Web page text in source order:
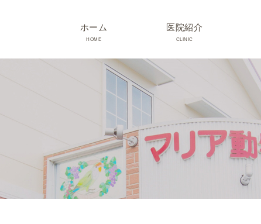
ホーム
HOME
医院紹介
CLINIC
院長･スタッフ紹介
診療時間･アクセス
院内紹介･初診の方へ
医院設備